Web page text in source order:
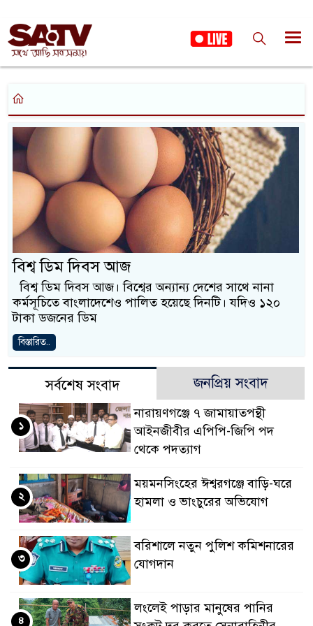
বিশ্ব ডিম দিবস আজ
বিশ্ব ডিম দিবস আজ। বিশ্বের অন্যান্য দেশের সাথে নানা
কর্মসূচিতে বাংলাদেশেও পালিত হয়েছে দিনটি। যদিও ১২০
টাকা ডজনের ডিম
বিস্তারিত..
সর্বশেষ সংবাদ জনপ্রিয় সংবাদ
নারায়ণগঞ্জে ৭ জামায়াতপন্থী
আইনজীবীর এপিপি-জিপি পদ
থেকে পদত্যাগ
১
ময়মনসিংহের ঈশ্বরগঞ্জে বাড়ি-ঘরে
হামলা ও ভাংচুরের অভিযোগ
২
বরিশালে নতুন পুলিশ কমিশনারের
যোগদান
৩
লংলেই পাড়ার মানুষের পানির
৪